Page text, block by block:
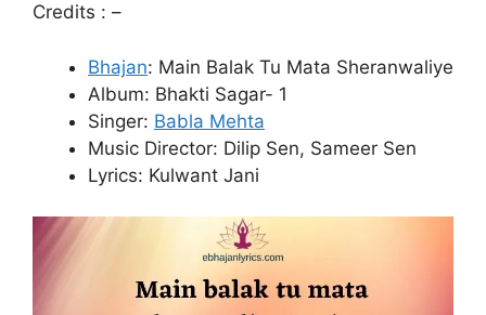
Credits : –
Bhajan: Main Balak Tu Mata Sheranwaliye
Album: Bhakti Sagar- 1
Singer: Babla Mehta
Music Director: Dilip Sen, Sameer Sen
Lyrics: Kulwant Jani